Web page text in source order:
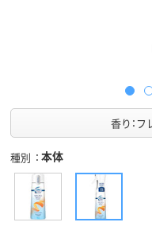
香り：フ
種別 本体